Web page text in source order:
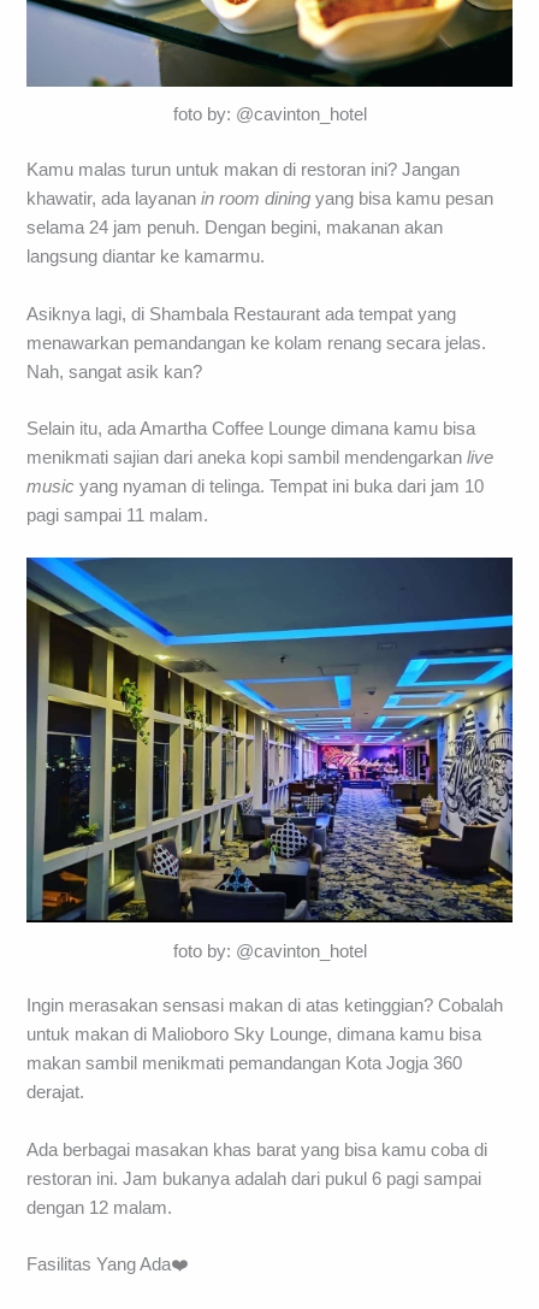
foto by: @cavinton_hotel
Kamu malas turun untuk makan di restoran ini? Jangan
khawatir, ada layananin room diningyang bisa kamu pesan
selama 24 jam penuh. Dengan begini, makanan akan
langsung diantar ke kamarmu.
Asiknya lagi, di Shambala Restaurant ada tempat yang
menawarkan pemandangan ke kolam renang secara jelas.
Nah, sangat asik kan?
Selain itu, ada Amartha Coffee Lounge dimana kamu bisa
menikmati sajian dari aneka kopi sambil mendengarkanlive
musicyang nyaman di telinga. Tempat ini buka dari jam 10
pagi sampai 11 malam.
foto by: @cavinton_hotel
Ingin merasakan sensasi makan di atas ketinggian? Cobalah
untuk makan di Malioboro Sky Lounge, dimana kamu bisa
makan sambil menikmati pemandangan Kota Jogja 360
derajat.
Ada berbagai masakan khas barat yang bisa kamu coba di
restoran ini. Jam bukanya adalah dari pukul 6 pagi sampai
dengan 12 malam.
Fasilitas Yang Ada❤️